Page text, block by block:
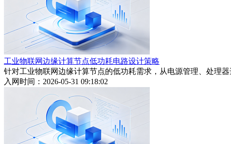
工业物联网边缘计算节点低功耗电路设计策略
针对工业物联网边缘计算节点的低功耗需求，从电源管理、处理
入网时间：2026-05-31 09:18:02